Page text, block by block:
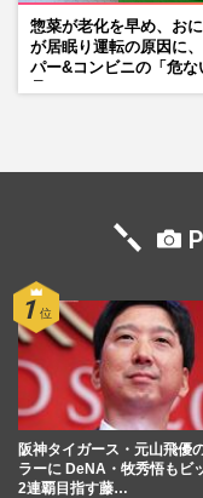
惣菜が老化を早め、お
が居眠り運転の原因に
パー&コンビニの「危な
阪神タイガース・元山飛優
ラーに DeNA・牧秀悟もビ
2連覇目指す藤…